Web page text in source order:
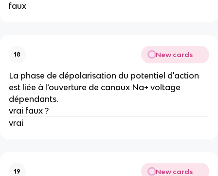
faux
18 New cards
La phase de dépolarisation du potentiel d'action
est liée à l'ouverture de canaux Na+ voltage
dépendants.
vrai faux ?
vrai
19 New cards